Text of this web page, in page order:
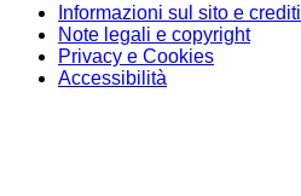
Informazioni sul sito e crediti
Note legali e copyright
Privacy e Cookies
Accessibilità